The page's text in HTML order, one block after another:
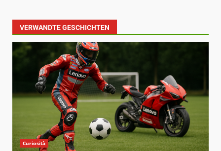
VERWANDTE GESCHICHTEN
Curiosità